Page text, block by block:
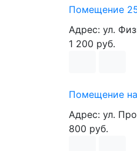
Помещение
Адрес: ул.
1 200 руб.
Помещение
Адрес: ул.
800 руб.